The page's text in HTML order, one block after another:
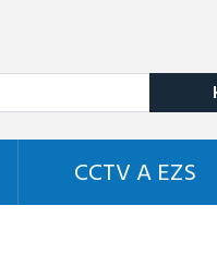
CCTV A EZS